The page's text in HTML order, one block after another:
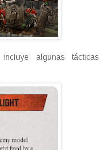
incluye algunas tácticas